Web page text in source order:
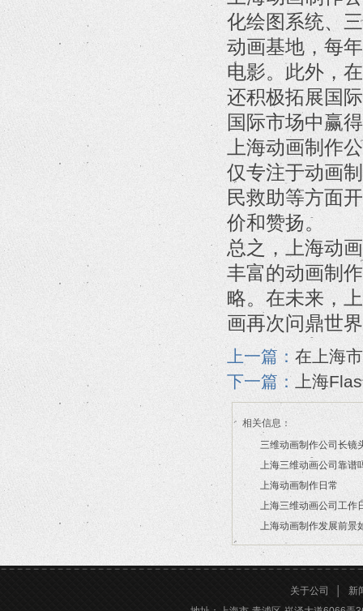
化绘图系统、
动画基地，每
电影。此外，
还积极拓展国
国际市场中赢
上海动画制作
仅专注于动画
民救助等方面
价和赞扬。
总之，上海动
丰富的动画制
略。在未来，
画再次问鼎世
上一篇： 在上海
下一篇：
上海
相关信息：
三维动画制作公司长镜
2026/07/21
上海三维动画公司靠谱
2026/03/16
上海动画制作日常
2026/03/12
上海三维动画公司工作
2026/02/28
上海动画制作发展前景
2026/02/24
关于公司
新